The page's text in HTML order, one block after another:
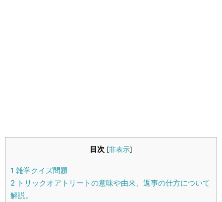
目次 [非表示]
1 雑学クイズ問題
2 トリックオアトリートの意味や由来、返事の仕方について
解説。